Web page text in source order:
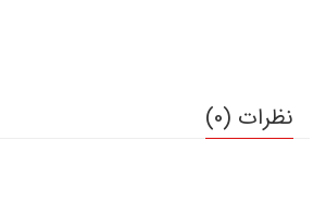
نظرات (0)